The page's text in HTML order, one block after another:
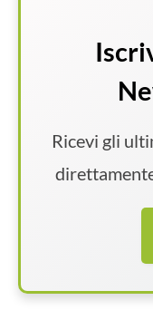
Ricevi gli